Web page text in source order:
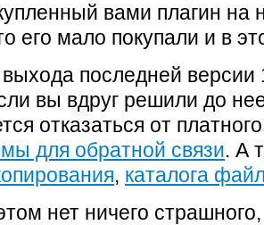
вами плагин на
его мало покупали и в
последней версии
вы вдруг решили до
отказаться от
для обратной связи. А
, каталога
нет ничего